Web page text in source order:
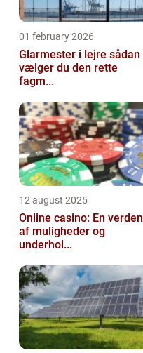
01 february 2026
Glarmester i lejre sådan
vælger du den rette
fagm...
12 august 2025
Online casino: En verden
af muligheder og
underhol...